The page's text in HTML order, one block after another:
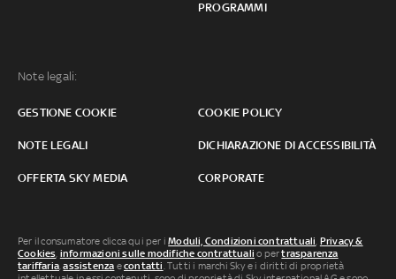
PROGRAMMI
Note legali:
GESTIONE COOKIE COOKIE POLICY
NOTE LEGALI DICHIARAZIONE DI ACCESSIBILITÀ
OFFERTA SKY MEDIA CORPORATE
Per il consumatore clicca qui per iModuli, Condizioni contrattuali, Privacy &
Cookies, informazioni sulle modifiche contrattuali o pertrasparenza
tariffaria,assistenza econtatti. Tutti i marchi Sky e i diritti di proprietà